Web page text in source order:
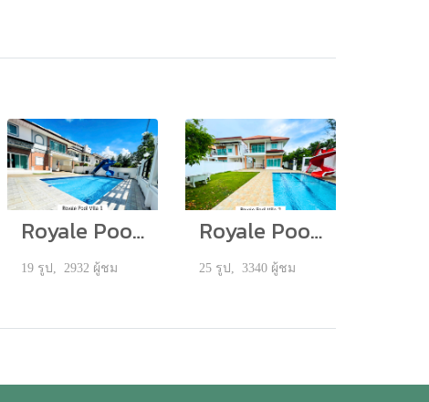
Royale Pool Villa 1
19 รูป, 2932 ผู้ชม
Royale Pool Villa 2
25 รูป, 3340 ผู้ชม